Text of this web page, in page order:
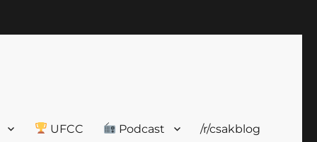
UFCC Podcast /r/csakblog